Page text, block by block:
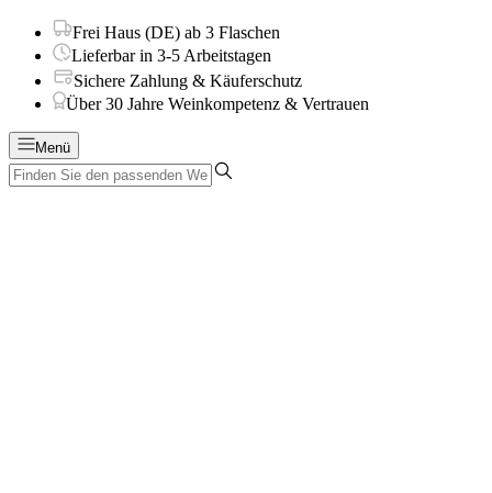
Frei Haus (DE) ab 3 Flaschen
Lieferbar in 3-5 Arbeitstagen
Sichere Zahlung & Käuferschutz
Über 30 Jahre Weinkompetenz & Vertrauen
Menü